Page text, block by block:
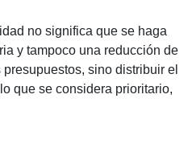
no significa que se haga
y tampoco una reducción de
sino distribuir el
que se considera prioritario,